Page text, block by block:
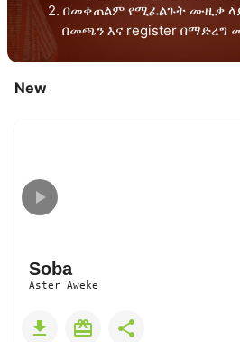
2. በመቀጠልም የሚፈልጉት ሙዚቃ
በመጫን እና register
New
Soba
Aster Aweke